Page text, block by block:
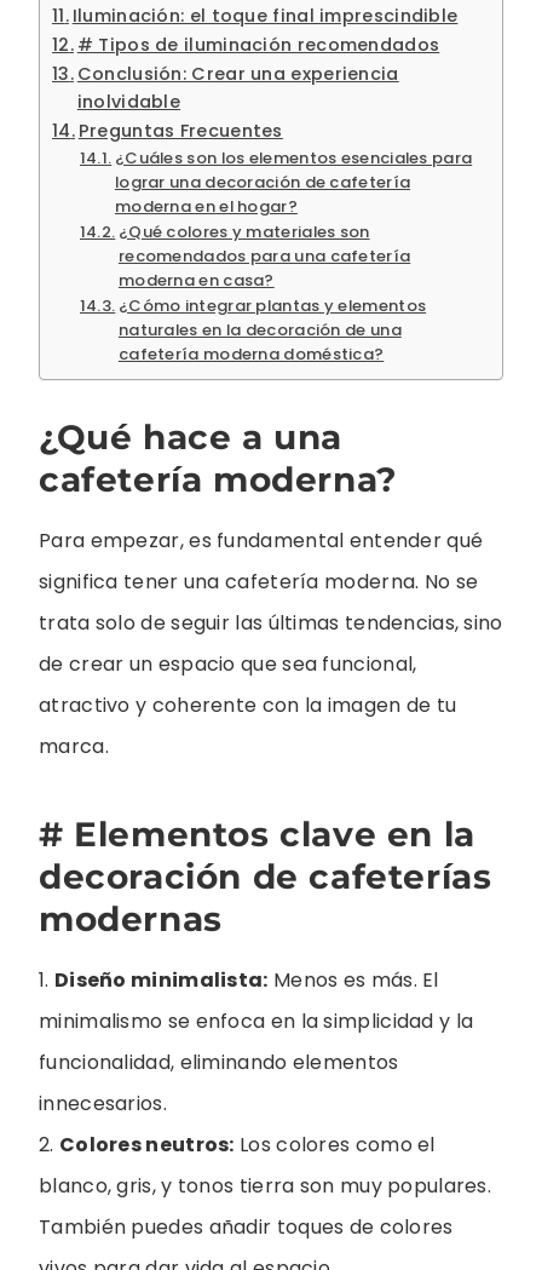
Iluminación: el toque final imprescindible
# Tipos de iluminación recomendados
Conclusión: Crear una experiencia
inolvidable
Preguntas Frecuentes
¿Cuáles son los elementos esenciales para
lograr una decoración de cafetería
moderna en el hogar?
¿Qué colores y materiales son
recomendados para una cafetería
moderna en casa?
¿Cómo integrar plantas y elementos
naturales en la decoración de una
cafetería moderna doméstica?
¿Qué hace a una
cafetería moderna?
Para empezar, es fundamental entender qué
significa tener una cafetería moderna. No se
trata solo de seguir las últimas tendencias, sino
de crear un espacio que sea funcional,
atractivo y coherente con la imagen de tu
marca.
# Elementos clave en la
decoración de cafeterías
modernas
1. Diseño minimalista: Menos es más. El
minimalismo se enfoca en la simplicidad y la
funcionalidad, eliminando elementos
innecesarios.
2. Colores neutros: Los colores como el
blanco, gris, y tonos tierra son muy populares.
También puedes añadir toques de colores